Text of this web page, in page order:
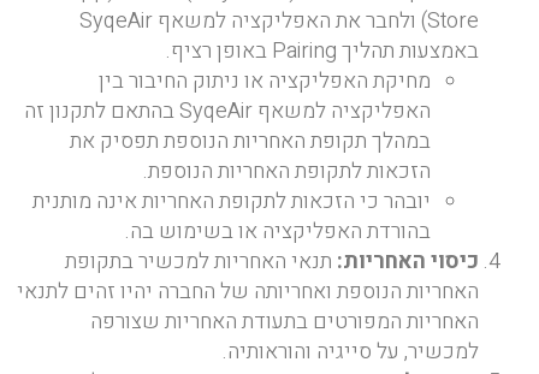
Store) ולחבר את האפליקציה למשאף SyqeAir
באמצעות תהליך Pairing באופן רציף.
מחיקת האפליקציה או ניתוק החיבור בין
האפליקציה למשאף SyqeAir בהתאם לתקנון זה
במהלך תקופת האחריות הנוספת תפסיק את
הזכאות לתקופת האחריות הנוספת.
יובהר כי הזכאות לתקופת האחריות אינה מותנית
בהורדת האפליקציה או בשימוש בה.
כיסוי האחריות: תנאי האחריות למכשיר בתקופת
האחריות הנוספת ואחריותה של החברה יהיו זהים לתנאי
האחריות המפורטים בתעודת האחריות שצורפה
למכשיר, על סייגיה והוראותיה.